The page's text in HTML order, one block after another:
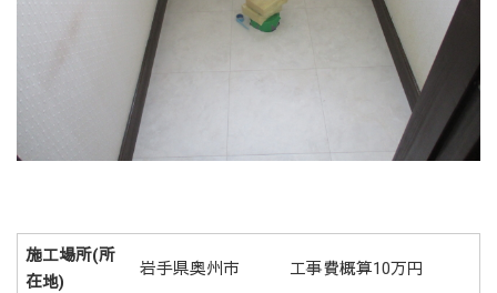
施工場所(所
在地)
岩手県奥州市 工事費概算10万円